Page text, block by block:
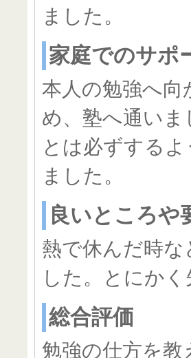
ました。
家庭でのサポ
本人の勉強へ
め、塾へ通い
とは必ずする
ました。
良いところや
熱で休んだ時
した。とにか
総合評価
勉強の仕方を